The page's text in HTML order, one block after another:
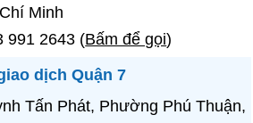
Minh
991 2643 (Bấm để gọi)
dịch Quận 7
Tấn Phát, Phường Phú Thuận,